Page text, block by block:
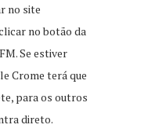
no site
no botão da
Se estiver
Crome terá que
para os outros
direto.